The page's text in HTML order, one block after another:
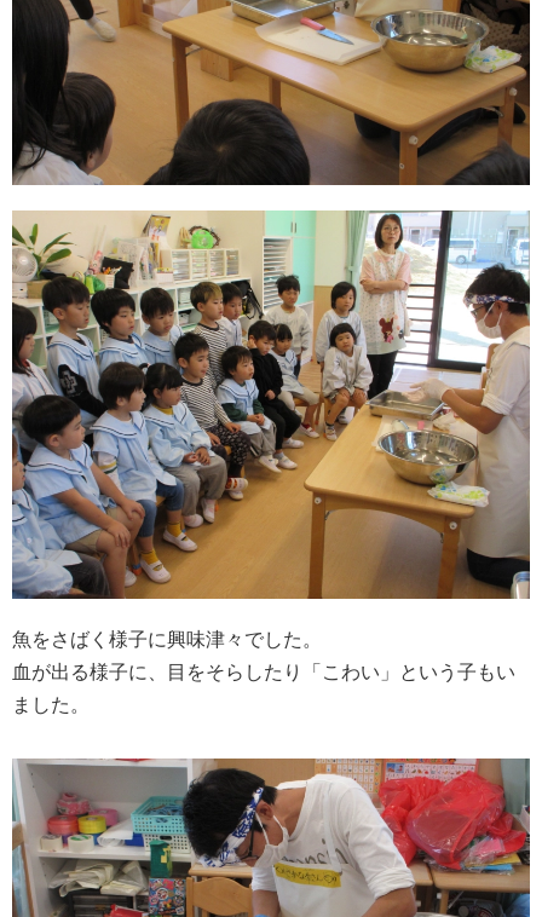
魚をさばく様子に興味津々でした。
血が出る様子に、目をそらしたり「こわい」という子もい
ました。